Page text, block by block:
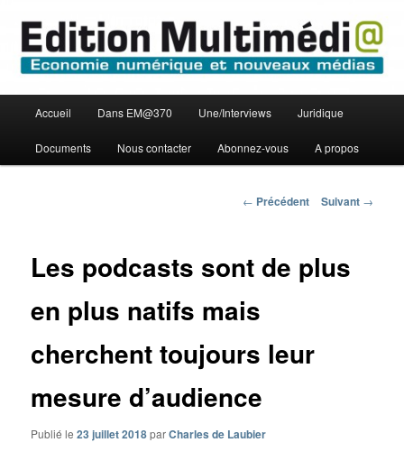
contenu
principalEdition Multimédi@
principal
Accueil Dans EM@370 Une/Interviews Juridique
Documents Nous contacter Abonnez-vous A propos
Navigation
← Précédent Suivant →
Les podcasts sont de plus
en plus natifs mais
cherchent toujours leur
mesure d’audience
Publié le23 juillet 2018parCharles de Laubier